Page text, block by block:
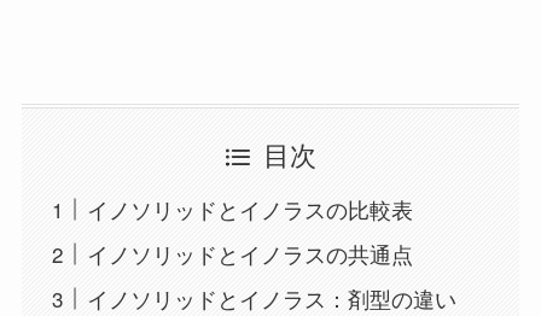
目次
イノソリッドとイノラスの比較表
イノソリッドとイノラスの共通点
イノソリッドとイノラス：剤型の違い